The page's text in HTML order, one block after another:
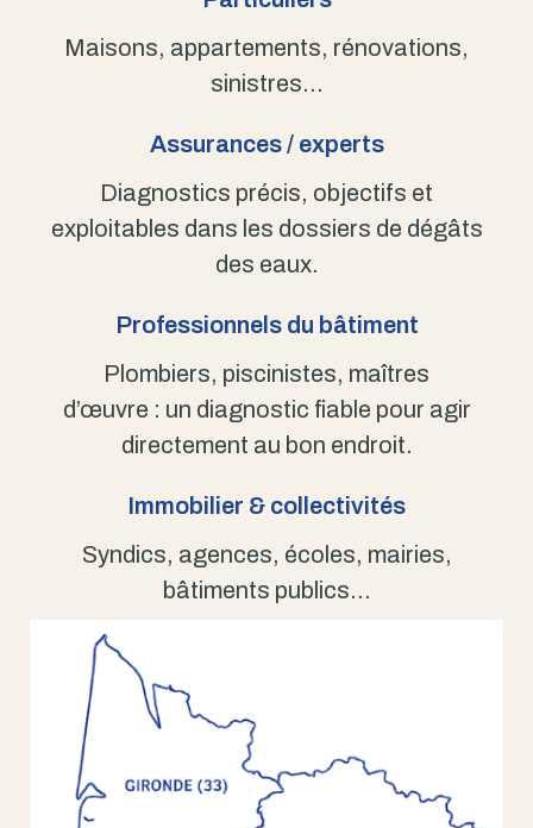
Maisons, appartements, rénovations,
sinistres…
Assurances / experts
Diagnostics précis, objectifs et
exploitables dans les dossiers de dégâts
des eaux.
Professionnels du bâtiment
Plombiers, piscinistes, maîtres
d’œuvre : un diagnostic fiable pour agir
directement au bon endroit.
Immobilier & collectivités
Syndics, agences, écoles, mairies,
bâtiments publics…